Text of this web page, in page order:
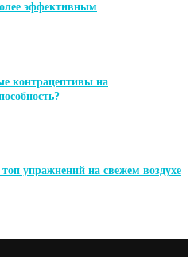
эффективным
контрацептивы на
упражнений на свежем воздухе